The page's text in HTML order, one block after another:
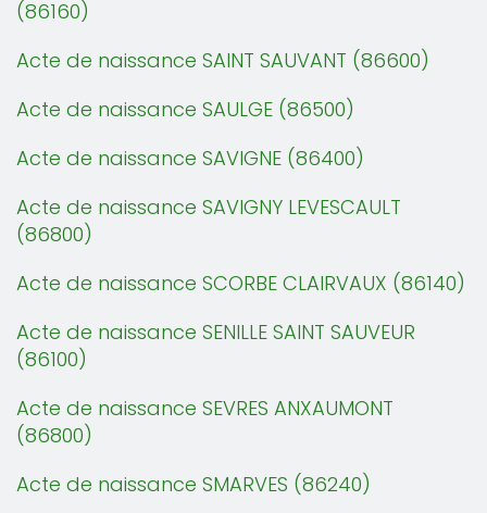
(86160)
Acte de naissance SAINT SAUVANT (86600)
Acte de naissance SAULGE (86500)
Acte de naissance SAVIGNE (86400)
Acte de naissance SAVIGNY LEVESCAULT
(86800)
Acte de naissance SCORBE CLAIRVAUX (86140)
Acte de naissance SENILLE SAINT SAUVEUR
(86100)
Acte de naissance SEVRES ANXAUMONT
(86800)
Acte de naissance SMARVES (86240)